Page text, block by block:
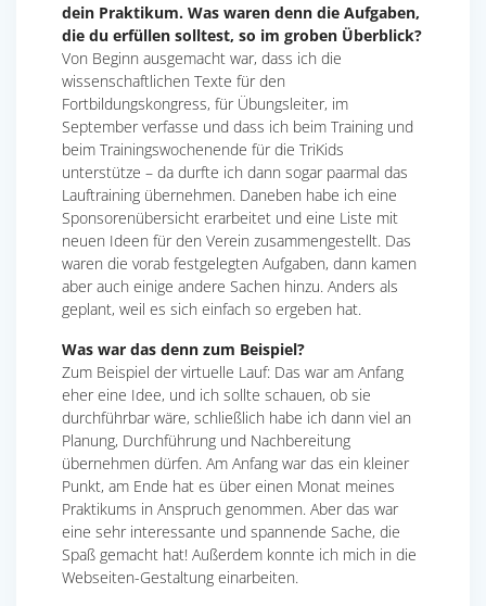
dein Praktikum. Was waren denn die Aufgaben,
die du erfüllen solltest, so im groben Überblick?
Von Beginn ausgemacht war, dass ich die
wissenschaftlichen Texte für den
Fortbildungskongress, für Übungsleiter, im
September verfasse und dass ich beim Training und
beim Trainingswochenende für die TriKids
unterstütze – da durfte ich dann sogar paarmal das
Lauftraining übernehmen. Daneben habe ich eine
Sponsorenübersicht erarbeitet und eine Liste mit
neuen Ideen für den Verein zusammengestellt. Das
waren die vorab festgelegten Aufgaben, dann kamen
aber auch einige andere Sachen hinzu. Anders als
geplant, weil es sich einfach so ergeben hat.
Was war das denn zum Beispiel?
Zum Beispiel der virtuelle Lauf: Das war am Anfang
eher eine Idee, und ich sollte schauen, ob sie
durchführbar wäre, schließlich habe ich dann viel an
Planung, Durchführung und Nachbereitung
übernehmen dürfen. Am Anfang war das ein kleiner
Punkt, am Ende hat es über einen Monat meines
Praktikums in Anspruch genommen. Aber das war
eine sehr interessante und spannende Sache, die
Spaß gemacht hat! Außerdem konnte ich mich in die
Webseiten-Gestaltung einarbeiten.